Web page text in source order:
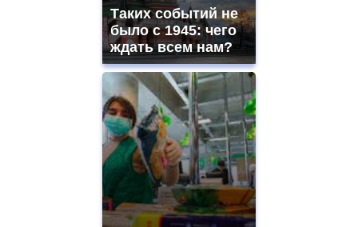
Таких событий не
было с 1945: чего
ждать всем нам?